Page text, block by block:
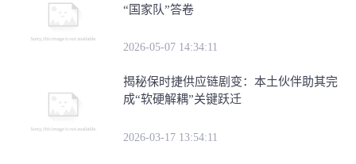
“国家队”答卷
2026-05-07 14:34:11
​揭秘保时捷供应链剧变：本土伙伴助其完
成“软硬解耦”关键跃迁
2026-03-17 13:54:11